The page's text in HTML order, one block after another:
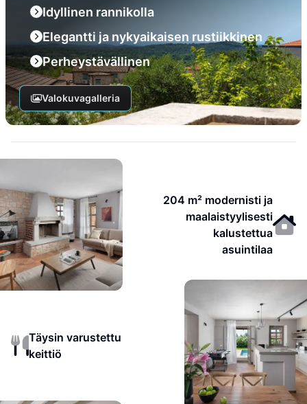
Idyllinen rannikolla
Elegantti ja nykyaikaisen rustiikkinen
Perheystävällinen
Valokuvagalleria
204 m² modernisti ja
maalaistyylisesti
kalustettua
asuintilaa
Täysin varustettu
keittiö